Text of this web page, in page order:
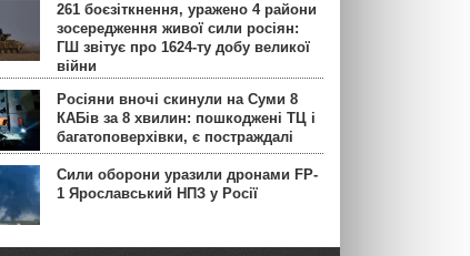
261 боєзіткнення, уражено 4 райони
зосередження живої сили росіян:
ГШ звітує про 1624-ту добу великої
війни
Росіяни вночі скинули на Суми 8
КАБів за 8 хвилин: пошкоджені ТЦ і
багатоповерхівки, є постраждалі
Сили оборони уразили дронами FP-
1 Ярославський НПЗ у Росії